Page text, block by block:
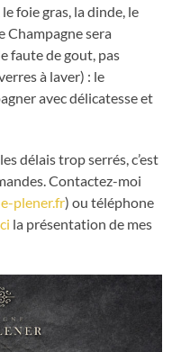
foie gras, la dinde, le
Champagne sera
faute de gout, pas
à laver) : le
avec délicatesse et
délais trop serrés, c’est
Contactez-moi
plener.fr) ou téléphone
la présentation de mes